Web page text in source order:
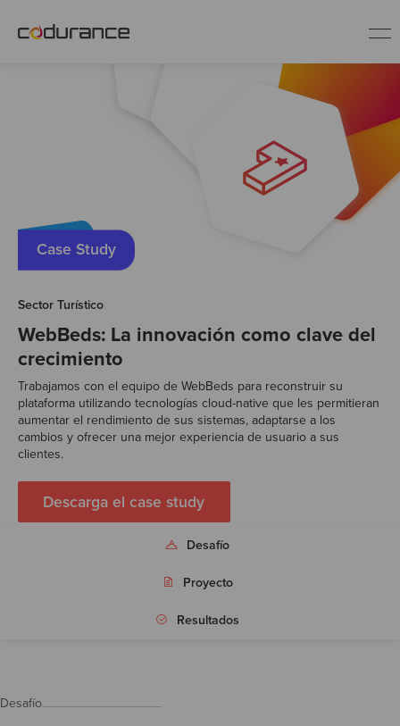
Buenas prácticas
Sobre nosotros
Únete al equipo
Test
Case Study
Sector Turístico
WebBeds: La innovación como clave del
crecimiento
Trabajamos con el equipo de WebBeds para reconstruir su
plataforma utilizando tecnologías cloud-native que les permitieran
aumentar el rendimiento de sus sistemas, adaptarse a los
cambios y ofrecer una mejor experiencia de usuario a sus
clientes.
Descarga el case study
Desafío
Proyecto
Resultados
Desafío